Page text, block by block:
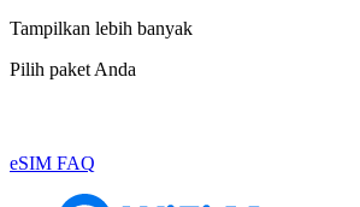
Tampilkan lebih banyak
Pilih paket Anda
eSIM FAQ